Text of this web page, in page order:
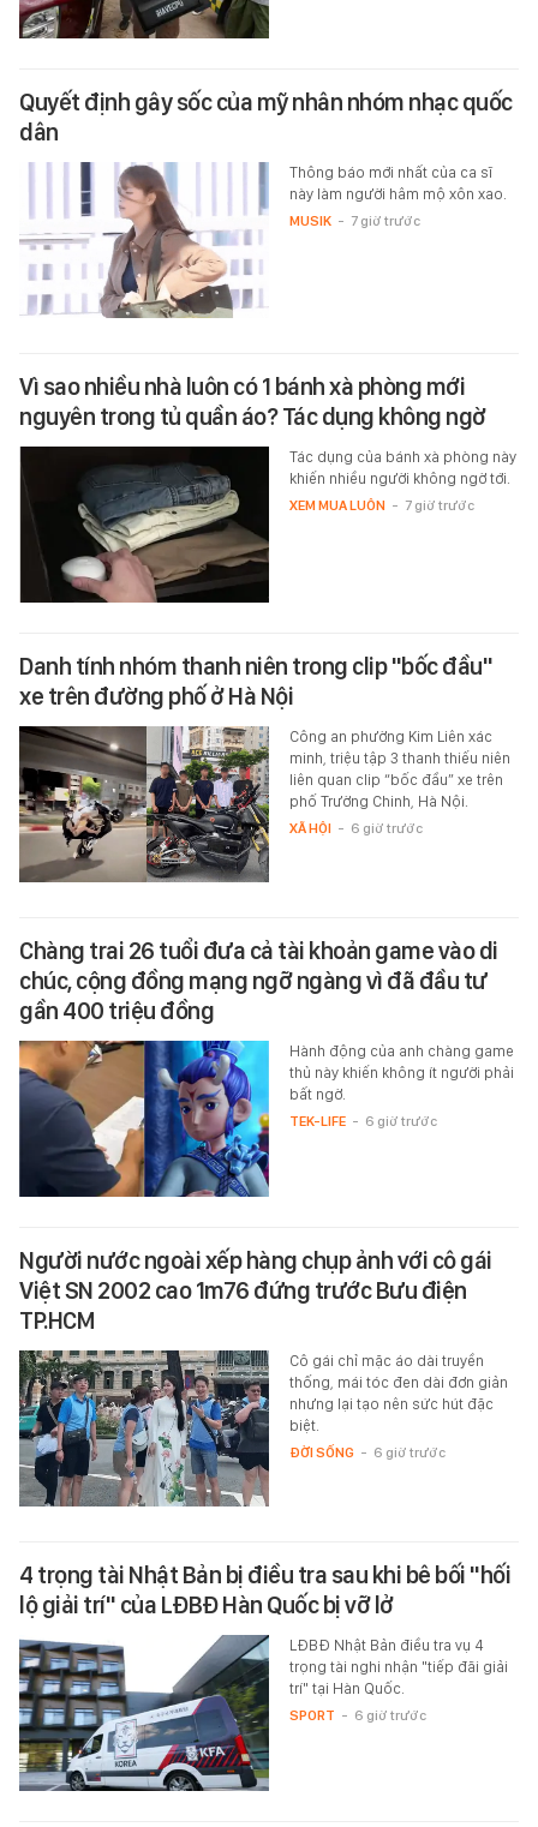
Quyết định gây sốc của mỹ nhân nhóm nhạc quốc
dân
Thông báo mới nhất của ca sĩ
này làm người hâm mộ xôn xao.
MUSIK - 7 giờ trước
Vì sao nhiều nhà luôn có 1 bánh xà phòng mới
nguyên trong tủ quần áo? Tác dụng không ngờ
Tác dụng của bánh xà phòng này
khiến nhiều người không ngờ tới.
XEM MUA LUÔN - 7 giờ trước
Danh tính nhóm thanh niên trong clip "bốc đầu"
xe trên đường phố ở Hà Nội
Công an phường Kim Liên xác
minh, triệu tập 3 thanh thiếu niên
liên quan clip “bốc đầu” xe trên
phố Trường Chinh, Hà Nội.
XÃ HỘI - 6 giờ trước
Chàng trai 26 tuổi đưa cả tài khoản game vào di
chúc, cộng đồng mạng ngỡ ngàng vì đã đầu tư
gần 400 triệu đồng
Hành động của anh chàng game
thủ này khiến không ít người phải
bất ngờ.
TEK-LIFE - 6 giờ trước
Người nước ngoài xếp hàng chụp ảnh với cô gái
Việt SN 2002 cao 1m76 đứng trước Bưu điện
TP.HCM
Cô gái chỉ mặc áo dài truyền
thống, mái tóc đen dài đơn giản
nhưng lại tạo nên sức hút đặc
biệt.
ĐỜI SỐNG - 6 giờ trước
4 trọng tài Nhật Bản bị điều tra sau khi bê bối "hối
lộ giải trí" của LĐBĐ Hàn Quốc bị vỡ lở
LĐBĐ Nhật Bản điều tra vụ 4
trọng tài nghi nhận "tiếp đãi giải
trí" tại Hàn Quốc.
SPORT - 6 giờ trước